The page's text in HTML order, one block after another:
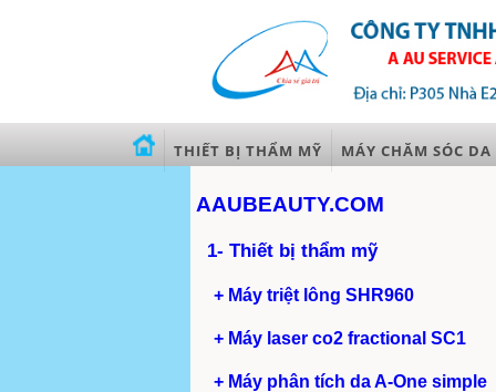
THIẾT BỊ THẨM MỸ MÁY CHĂM SÓC DA
AAUBEAUTY.COM
1- Thiết bị thẩm mỹ
+ Máy triệt lông SHR960
+ Máy laser co2 fractional SC1
+ Máy phân tích da A-One simple